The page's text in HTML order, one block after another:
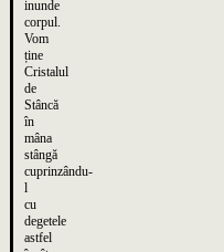
inunde
corpul.
Vom
ține
Cristalul
de
Stâncă
în
mâna
stângă
cuprinzându-
l
cu
degetele
astfel